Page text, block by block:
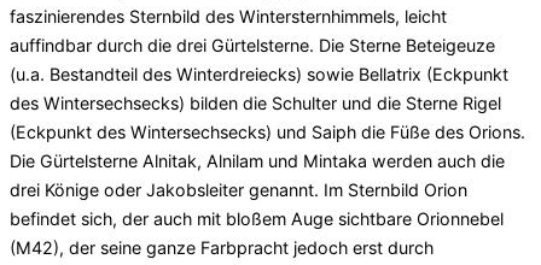
faszinierendes Sternbild des Wintersternhimmels, leicht
auffindbar durch die drei Gürtelsterne. Die Sterne Beteigeuze
(u.a. Bestandteil des Winterdreiecks) sowie Bellatrix (Eckpunkt
des Wintersechsecks) bilden die Schulter und die Sterne Rigel
(Eckpunkt des Wintersechsecks) und Saiph die Füße des Orions.
Die Gürtelsterne Alnitak, Alnilam und Mintaka werden auch die
drei Könige oder Jakobsleiter genannt. Im Sternbild Orion
befindet sich, der auch mit bloßem Auge sichtbare Orionnebel
(M42), der seine ganze Farbpracht jedoch erst durch